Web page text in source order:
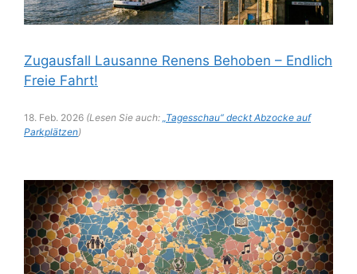
Zugausfall Lausanne Renens Behoben – Endlich
Freie Fahrt!
18. Feb. 2026 (Lesen Sie auch: „Tagesschau“ deckt Abzocke auf
Parkplätzen)